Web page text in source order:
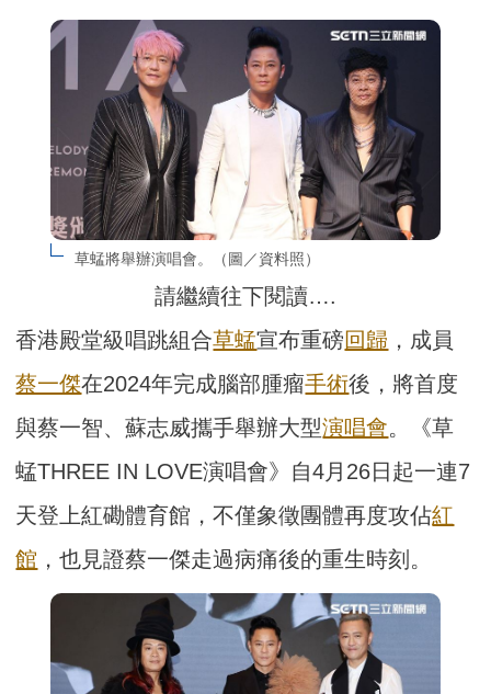
草蜢將舉辦演唱會。（圖／資料照）
請繼續往下閱讀….
香港殿堂級唱跳組合草蜢宣布重磅回歸 ，成員
蔡一傑在2024年完成腦部腫瘤手術後，將首度
與蔡一智、蘇志威攜手舉辦大型演唱會。《草
蜢THREE IN LOVE演唱會》自4月26日起一連7
天登上紅磡體育館，不僅象徵團體再度攻佔紅
館 ，也見證蔡一傑走過病痛後的重生時刻。